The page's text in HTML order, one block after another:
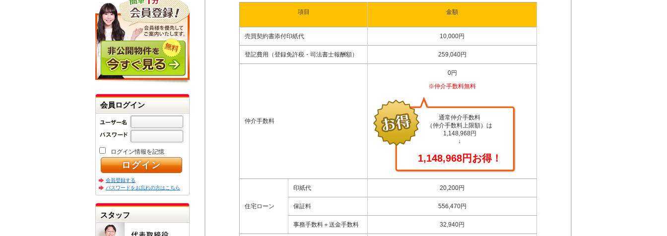
項目 金額
売買契約書添付印紙代 10,000円
登記費用（登録免許税・司法書士報酬額） 259,040円
仲介手数料
0円
※仲介手数料無料
通常仲介手数料
（仲介手数料上限額）は
1,148,968円
↓
1,148,968円お得！
住宅ローン
印紙代 20,200円
保証料 556,470円
事務手数料＋送金手数料 32,940円
会員ログイン
ログイン情報を記憶
会員登録する
パスワードをお忘れの方はこちら
スタッフ